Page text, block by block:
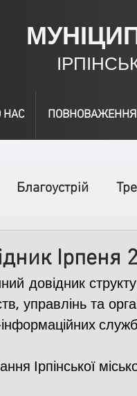
НАС ПОВНОВАЖЕННЯ
Благоустрій
заходи
Ірпеня
довідник
управлінь та
Ірпінської